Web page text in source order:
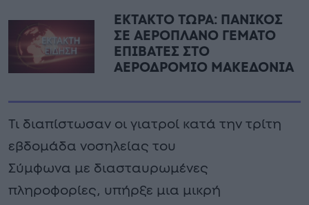
ΕΚΤΑΚΤΟ ΤΩΡΑ: ΠΑΝΙΚΟΣ
ΣΕ ΑΕΡΟΠΛΑΝΟ ΓΕΜΑΤΟ
ΕΠΙΒΑΤΕΣ ΣΤΟ
ΑΕΡΟΔΡΟΜΙΟ ΜΑΚΕΔΟΝΙΑ
Τι διαπίστωσαν οι γιατροί κατά την τρίτη
εβδομάδα νοσηλείας του
Σύμφωνα με διασταυρωμένες
πληροφορίες, υπήρξε μια μικρή